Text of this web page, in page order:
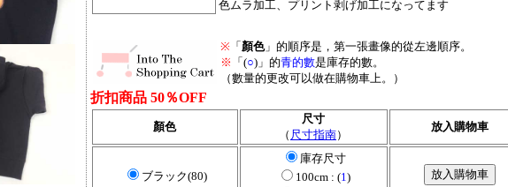
色ムラ加工、プリント剥げ加工になってます
※「 顏色」的順序是，第一張畫像的從左邊順序。
※ 「(○)」的青的數是庫存的數。
（數量的更改可以做在購物車上。）
折扣商品 50％OFF
顏色
尺寸
（ 尺寸指南）
放入購物車
ブラック(80)
庫存尺寸
100cm : (1)